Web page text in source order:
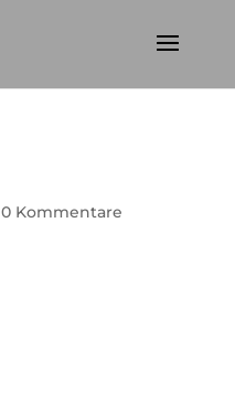
0 Kommentare